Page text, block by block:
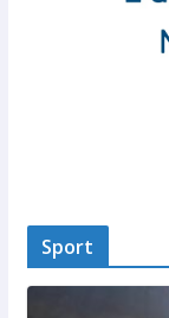
Sport